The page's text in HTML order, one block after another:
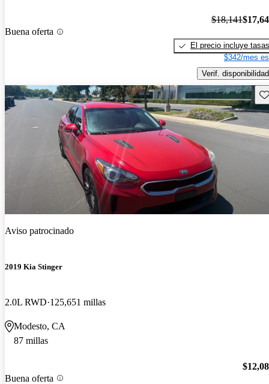
Buena oferta
$18,141
El precio incluye tasas
$342/mes
Verif. disponibilidad
Aviso patrocinado
2019 Kia Stinger
2.0L RWD 125,651 millas
Modesto, CA
87 millas
Buena oferta